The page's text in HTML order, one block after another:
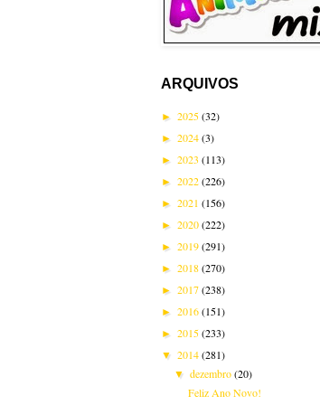
ARQUIVOS
► 2025(32)
► 2024(3)
► 2023 (113)
► 2022(226)
► 2021 (156)
► 2020(222)
► 2019(291)
► 2018(270)
► 2017(238)
► 2016(151)
► 2015(233)
▼ 2014(281)
▼dezembro(20)
Feliz Ano Novo!